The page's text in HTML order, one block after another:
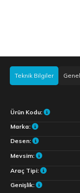
Teknik Bilgiler
Ürün Kodu:
Marka:
Desen:
Mevsim:
Araç Tipi:
Genişlik: